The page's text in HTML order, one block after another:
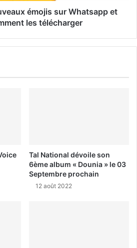
émojis sur Whatsapp et
les télécharger
Tal National dévoile son
6ème album « Dounia » le 03
Septembre prochain
12 août 2022